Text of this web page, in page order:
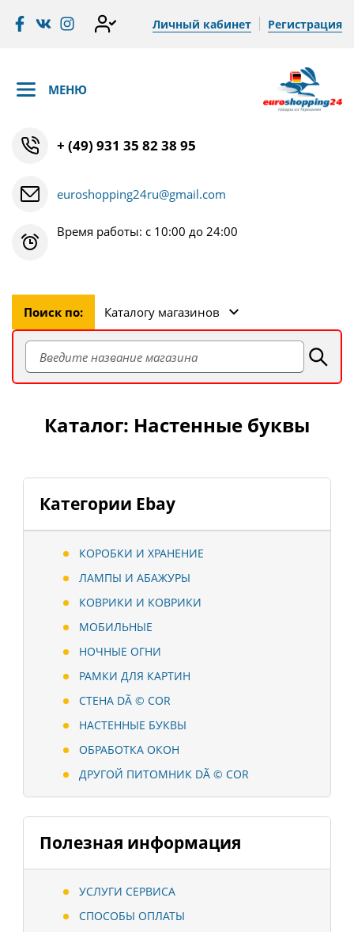
Личный кабинет Регистрация
МЕНЮ
+ (49) 931 35 82 38 95
euroshopping24ru@gmail.com
Время работы: с 10:00 до 24:00
Поиск по: Каталогу магазинов
Категории Ebay
КОРОБКИ И ХРАНЕНИЕ
ЛАМПЫ И АБАЖУРЫ
КОВРИКИ И КОВРИКИ
МОБИЛЬНЫЕ
НОЧНЫЕ ОГНИ
РАМКИ ДЛЯ КАРТИН
СТЕНА DÃ © COR
НАСТЕННЫЕ БУКВЫ
ОБРАБОТКА ОКОН
ДРУГОЙ ПИТОМНИК DÃ © COR
Полезная информация
УСЛУГИ СЕРВИСА
СПОСОБЫ ОПЛАТЫ
Каталог: Настенные буквы